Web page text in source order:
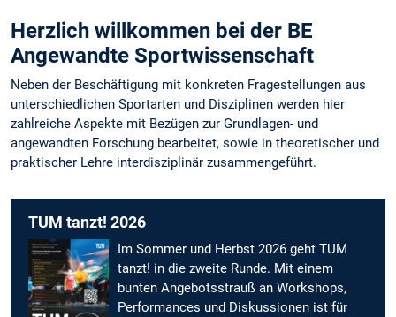
Herzlich willkommen bei der BE
Angewandte Sportwissenschaft
Neben der Beschäftigung mit konkreten Fragestellungen aus
unterschiedlichen Sportarten und Disziplinen werden hier
zahlreiche Aspekte mit Bezügen zur Grundlagen- und
angewandten Forschung bearbeitet, sowie in theoretischer und
praktischer Lehre interdisziplinär zusammengeführt.
TUM tanzt! 2026
Im Sommer und Herbst 2026 geht TUM
tanzt! in die zweite Runde. Mit einem
bunten Angebotsstrauß an Workshops,
Performances und Diskussionen ist für